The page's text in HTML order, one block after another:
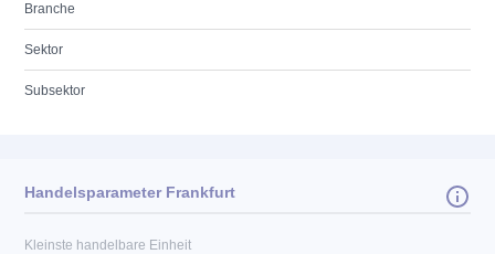
Branche
Sektor
Subsektor
Handelsparameter Frankfurt
Kleinste handelbare Einheit